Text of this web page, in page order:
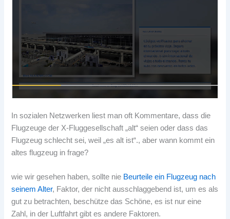
In sozialen Netzwerken liest man oft Kommentare, dass die
Flugzeuge der X-Fluggesellschaft „alt“ seien oder dass das
Flugzeug schlecht sei, weil „es alt ist“., aber wann kommt ein
altes flugzeug in frage?
wie wir gesehen haben, sollte nie Beurteile ein Flugzeug nach
seinem Alter, Faktor, der nicht ausschlaggebend ist, um es als
gut zu betrachten, beschütze das Schöne, es ist nur eine
Zahl, in der Luftfahrt gibt es andere Faktoren.